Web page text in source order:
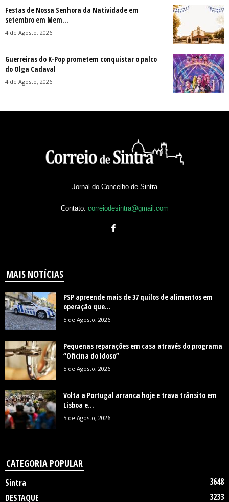
Festas de Nossa Senhora da Natividade em
setembro em Mem...
4 de Agosto, 2026
Guerreiras do K-Pop prometem conquistar o palco
do Olga Cadaval
4 de Agosto, 2026
Jornal do Concelho de Sintra
Contato: correiodesintra@gmail.com
MAIS NOTÍCIAS
PSP apreende mais de 37 quilos de alimentos em
operação que...
5 de Agosto, 2026
Pequenas reparações em casa através do programa
“Oficina do Idoso”
5 de Agosto, 2026
Volta a Portugal arranca hoje e trava trânsito em
Lisboa e...
5 de Agosto, 2026
CATEGORIA POPULAR
Sintra
3648
DESTAQUE
3233